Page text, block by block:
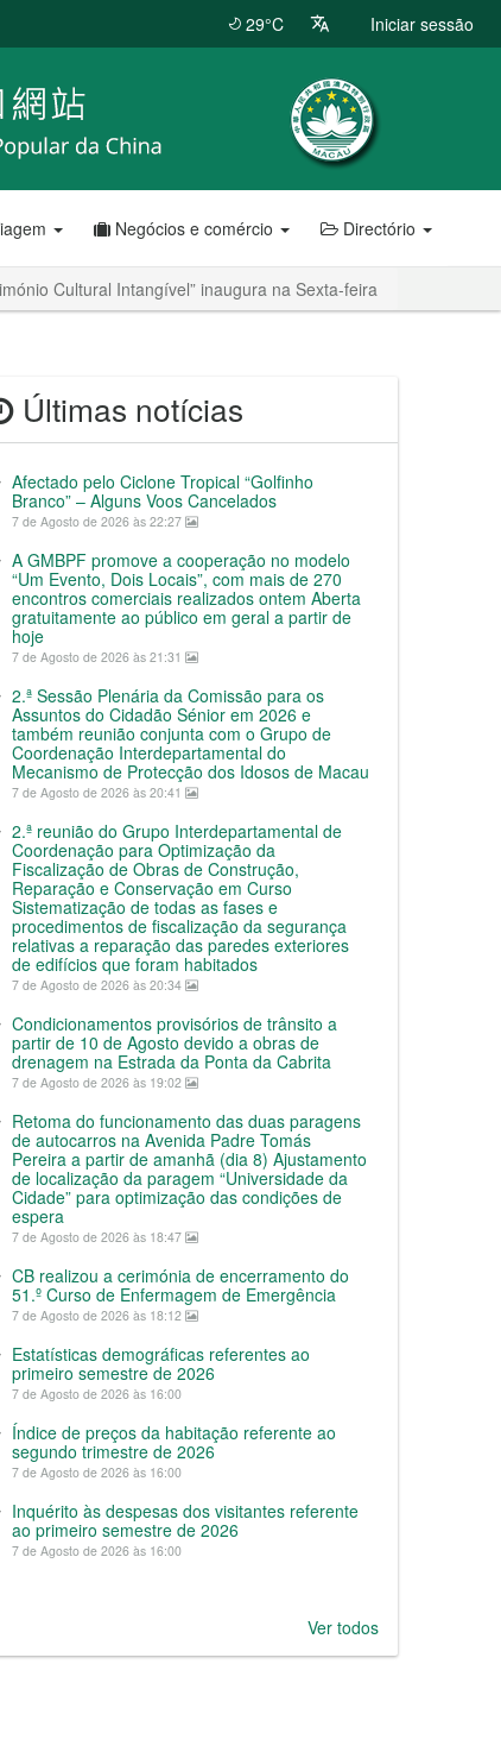
29°C Iniciar sessão
Negócios e comércio Directório
Cultural Intangível” inaugura na Sexta-feira
Últimas notícias
Afectado pelo Ciclone Tropical “Golfinho
Branco” – Alguns Voos Cancelados
7 de Agosto de 2026 às 22:27
A GMBPF promove a cooperação no modelo
“Um Evento, Dois Locais”, com mais de 270
encontros comerciais realizados ontem Aberta
gratuitamente ao público em geral a partir de
hoje
7 de Agosto de 2026 às 21:31
2.ª Sessão Plenária da Comissão para os
Assuntos do Cidadão Sénior em 2026 e
também reunião conjunta com o Grupo de
Coordenação Interdepartamental do
Mecanismo de Protecção dos Idosos de Macau
7 de Agosto de 2026 às 20:41
2.ª reunião do Grupo Interdepartamental de
Coordenação para Optimização da
Fiscalização de Obras de Construção,
Reparação e Conservação em Curso
Sistematização de todas as fases e
procedimentos de fiscalização da segurança
relativas a reparação das paredes exteriores
de edifícios que foram habitados
7 de Agosto de 2026 às 20:34
Condicionamentos provisórios de trânsito a
partir de 10 de Agosto devido a obras de
drenagem na Estrada da Ponta da Cabrita
7 de Agosto de 2026 às 19:02
Retoma do funcionamento das duas paragens
de autocarros na Avenida Padre Tomás
Pereira a partir de amanhã (dia 8) Ajustamento
de localização da paragem “Universidade da
Cidade” para optimização das condições de
espera
7 de Agosto de 2026 às 18:47
CB realizou a cerimónia de encerramento do
51.º Curso de Enfermagem de Emergência
7 de Agosto de 2026 às 18:12
Estatísticas demográficas referentes ao
primeiro semestre de 2026
7 de Agosto de 2026 às 16:00
Índice de preços da habitação referente ao
segundo trimestre de 2026
7 de Agosto de 2026 às 16:00
Inquérito às despesas dos visitantes referente
ao primeiro semestre de 2026
7 de Agosto de 2026 às 16:00
Ver todos